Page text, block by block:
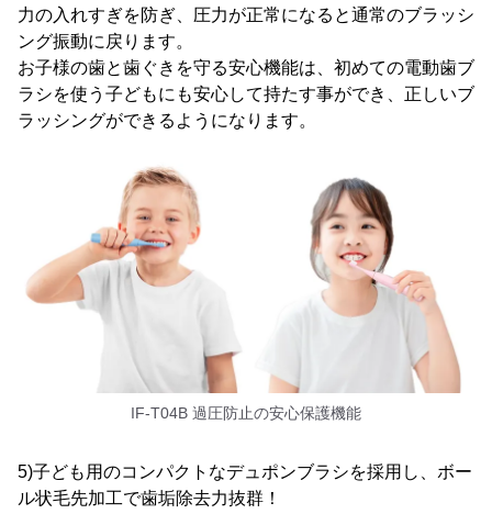
力の入れすぎを防ぎ、圧力が正常になると通常のブラッシ
ング振動に戻ります。
お子様の歯と歯ぐきを守る安心機能は、初めての電動歯ブ
ラシを使う子どもにも安心して持たす事ができ、正しいブ
ラッシングができるようになります。
IF-T04B 過圧防止の安心保護機能
5)子ども用のコンパクトなデュポンブラシを採用し、ボー
ル状毛先加工で歯垢除去力抜群！